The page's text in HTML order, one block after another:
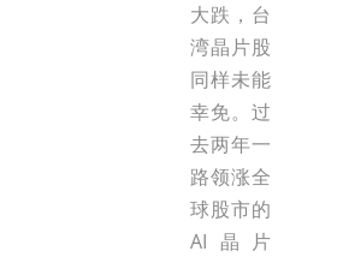
大跌，台
湾晶片股
同样未能
幸免。过
去两年一
路领涨全
球股市的
AI晶片